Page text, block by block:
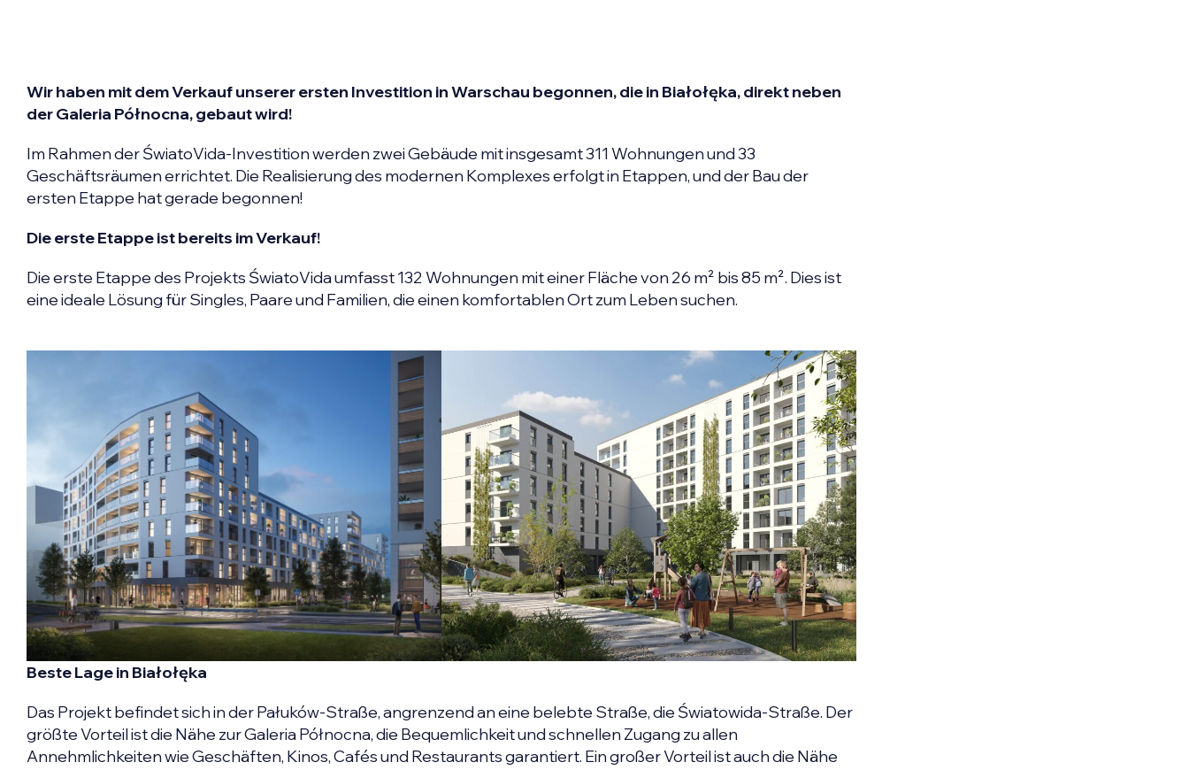
Wir haben mit dem Verkauf unserer ersten Investition in Warschau begonnen, die in Białołęka, direkt neben
der Galeria Północna, gebaut wird!
Im Rahmen der ŚwiatoVida-Investition werden zwei Gebäude mit insgesamt 311 Wohnungen und 33
Geschäftsräumen errichtet. Die Realisierung des modernen Komplexes erfolgt in Etappen, und der Bau der
ersten Etappe hat gerade begonnen!
Die erste Etappe ist bereits im Verkauf!
Die erste Etappe des Projekts ŚwiatoVida umfasst 132 Wohnungen mit einer Fläche von 26 m² bis 85 m². Dies ist
eine ideale Lösung für Singles, Paare und Familien, die einen komfortablen Ort zum Leben suchen.
Beste Lage in Białołęka
Das Projekt befindet sich in der Pałuków-Straße, angrenzend an eine belebte Straße, die Światowida-Straße. Der
größte Vorteil ist die Nähe zur Galeria Północna, die Bequemlichkeit und schnellen Zugang zu allen
Annehmlichkeiten wie Geschäften, Kinos, Cafés und Restaurants garantiert. Ein großer Vorteil ist auch die Nähe